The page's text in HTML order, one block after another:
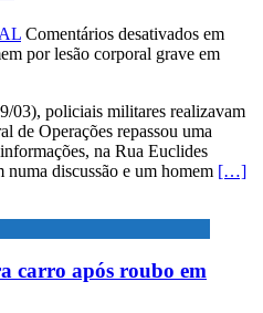
Comentários desativados em
por lesão corporal grave em
03), policiais militares realizavam
de Operações repassou uma
na Rua Euclides
numa discussão e um homem […]
carro após roubo em